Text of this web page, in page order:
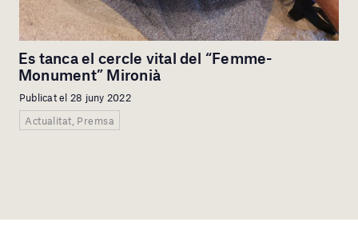
Es tanca el cercle vital del “Femme-
Monument” Mironià
Publicat el 28 juny 2022
Actualitat, Premsa